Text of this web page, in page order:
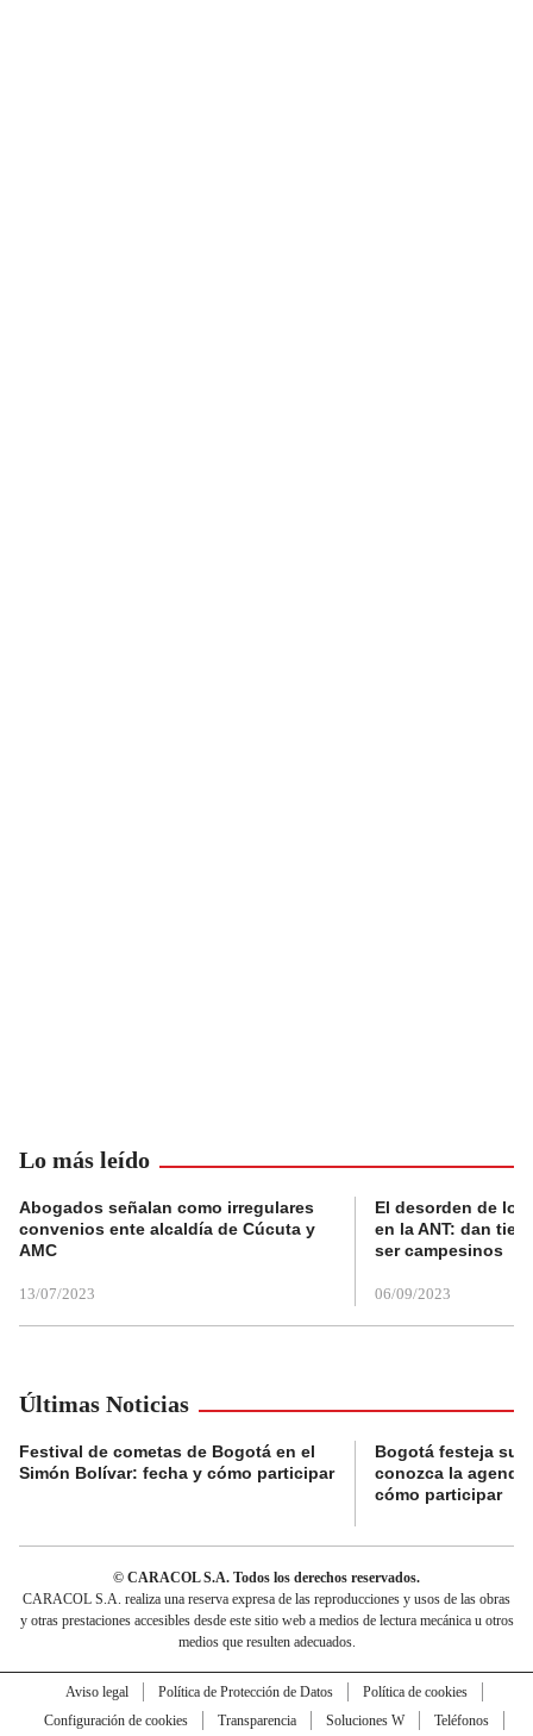
Lo más leído
Abogados señalan como irregulares
convenios ente alcaldía de Cúcuta y
AMC
13/07/2023
El desorden de
en la ANT: dan
ser campesinos
06/09/2023
Últimas Noticias
Festival de cometas de Bogotá en el
Simón Bolívar: fecha y cómo participar
Bogotá festeja su
conozca la
cómo participar
© CARACOL S.A. Todos los derechos reservados.
CARACOL S.A. realiza una reserva expresa de las reproducciones y usos de las obras
y otras prestaciones accesibles desde este sitio web a medios de lectura mecánica u otros
medios que resulten adecuados.
Aviso legal Política de Protección de Datos
Política de cookies
Configuración de cookies
Transparencia Soluciones W
Teléfonos